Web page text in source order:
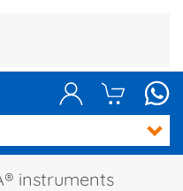
instruments